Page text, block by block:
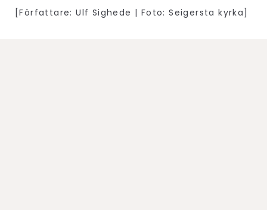
[Författare: Ulf Sighede | Foto: Seigersta kyrka]